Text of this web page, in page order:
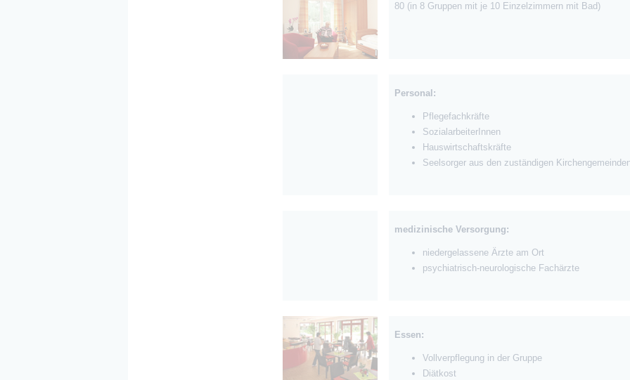
80 (in 8 Gruppen mit je 10 Einzelzimmern mit Bad)
Personal:
Pflegefachkräfte
SozialarbeiterInnen
Hauswirtschaftskräfte
Seelsorger aus den zuständigen
medizinische Versorgung:
niedergelassene Ärzte am Ort
psychiatrisch-neurologische Fachärzte
Essen:
Vollverpflegung in der Gruppe
Diätkost